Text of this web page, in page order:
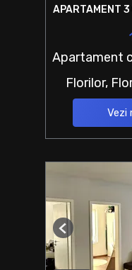
APARTAMENT
Apartament
Florilor,
Vezi
Previous